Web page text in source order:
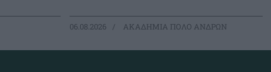
06.08.2026 ΑΚΑΔΗΜΙΑ ΠΟΛΟ ΑΝΔΡΩΝ